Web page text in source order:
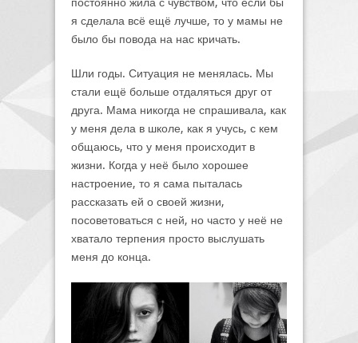
я сделала всё ещё лучше, то у мамы не
было бы повода на нас кричать.
Шли годы. Ситуация не менялась. Мы
стали ещё больше отдаляться друг от
друга. Мама никогда не спрашивала, как
у меня дела в школе, как я учусь, с кем
общаюсь, что у меня происходит в
жизни. Когда у неё было хорошее
настроение, то я сама пыталась
рассказать ей о своей жизни,
посоветоваться с ней, но часто у неё не
хватало терпения просто выслушать
меня до конца.